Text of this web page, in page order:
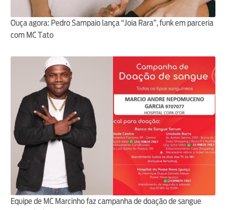
Ouça agora: Pedro Sampaio lança “Joia Rara”, funk em parceria
com MC Tato
Equipe de MC Marcinho faz campanha de doação de sangue